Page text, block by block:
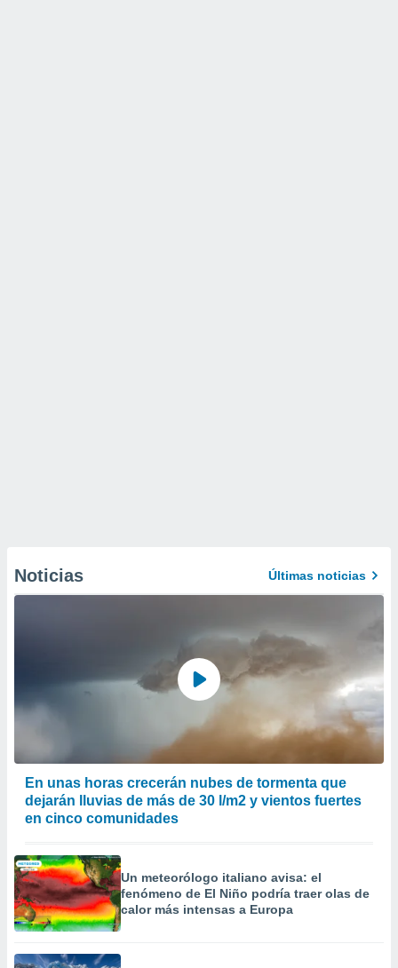
Noticias Últimas noticias
En unas horas crecerán nubes de tormenta que
dejarán lluvias de más de 30 l/m2 y vientos fuertes
en cinco comunidades
Un meteorólogo italiano avisa: el
fenómeno de El Niño podría traer olas de
calor más intensas a Europa